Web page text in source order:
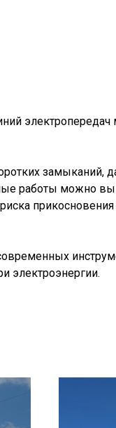
замыканий,
работы можно
электроэнергии.